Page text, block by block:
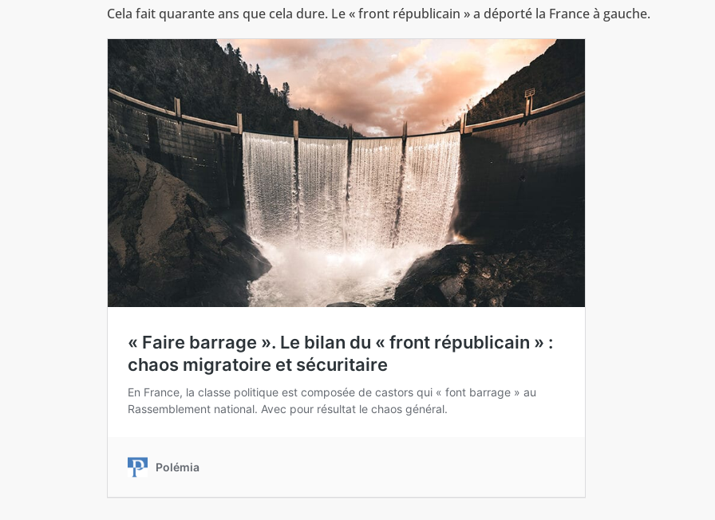
Cela fait quarante ans que cela dure. Le « front républicain » a déporté la France à gauche.